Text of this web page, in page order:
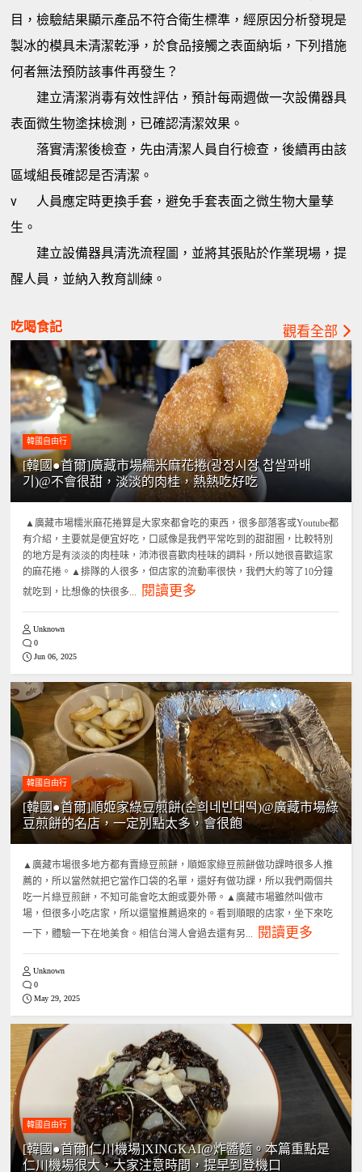
目，檢驗結果顯示產品不符合衛生標準，經原因分析發現是
製冰的模具未清潔乾淨，於食品接觸之表面納垢，下列措施
何者無法預防該事件再發生？
建立清潔消毒有效性評估，預計每兩週做一次設備器具
表面微生物塗抹檢測，已確認清潔效果。
落實清潔後檢查，先由清潔人員自行檢查，後續再由該
區域組長確認是否清潔。
v
人員應定時更換手套，避免手套表面之微生物大量孳
生。
建立設備器具清洗流程圖，並將其張貼於作業現場，提
醒人員，並納入教育訓練。
吃喝食記 觀看全部
韓國自由行
[韓國●首爾]廣藏市場糯米麻花捲(광장시장 찹쌀꽈배
기)@不會很甜，淡淡的肉桂，熱熱吃好吃
▲廣藏市場糯米麻花捲算是大家來都會吃的東西，很多部落客或Youtube都
有介紹，主要就是便宜好吃，口感像是我們平常吃到的甜甜圈，比較特別
的地方是有淡淡的肉桂味，沛沛很喜歡肉桂味的調料，所以她很喜歡這家
的麻花捲。▲排隊的人很多，但店家的流動率很快，我們大約等了10分鐘
就吃到，比想像的快很多...
閱讀更多
Unknown
0
Jun 06, 2025
韓國自由行
[韓國●首爾]順姬家綠豆煎餅(순희네빈대떡)@廣藏市場綠
豆煎餅的名店，一定別點太多，會很飽
▲廣藏市場很多地方都有賣綠豆煎餅，順姬家綠豆煎餅做功課時很多人推
薦的，所以當然就把它當作口袋的名單，還好有做功課，所以我們兩個共
吃一片綠豆煎餅，不知可能會吃太飽或要外帶。▲廣藏市場雖然叫做市
場，但很多小吃店家，所以還蠻推薦過來的。看到順眼的店家，坐下來吃
一下，體驗一下在地美食。相信台灣人會過去還有另...
閱讀更多
Unknown
0
May 29, 2025
韓國自由行
[韓國●首爾|仁川機場]XINGKAI@炸醬麵。本篇重點是
仁川機場很大，大家注意時間，提早到登機口